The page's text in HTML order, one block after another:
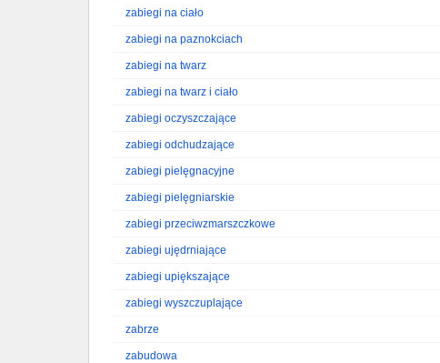
zabiegi na ciało
zabiegi na paznokciach
zabiegi na twarz
zabiegi na twarz i ciało
zabiegi oczyszczające
zabiegi odchudzające
zabiegi pielęgnacyjne
zabiegi pielęgniarskie
zabiegi przeciwzmarszczkowe
zabiegi ujędrniające
zabiegi upiększające
zabiegi wyszczuplające
zabrze
zabudowa